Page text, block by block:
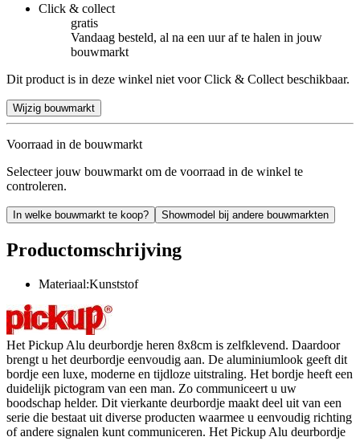
Click & collect
gratis
Vandaag besteld, al na een uur af te halen in jouw
bouwmarkt
Dit product is in deze winkel niet voor Click & Collect beschikbaar.
Wijzig bouwmarkt
Voorraad in de bouwmarkt
Selecteer jouw bouwmarkt om de voorraad in de winkel te
controleren.
In welke bouwmarkt te koop? Showmodel bij andere bouwmarkten
Productomschrijving
Materiaal:Kunststof
Het Pickup Alu deurbordje heren 8x8cm is zelfklevend. Daardoor
brengt u het deurbordje eenvoudig aan. De aluminiumlook geeft dit
bordje een luxe, moderne en tijdloze uitstraling. Het bordje heeft een
duidelijk pictogram van een man. Zo communiceert u uw
boodschap helder. Dit vierkante deurbordje maakt deel uit van een
serie die bestaat uit diverse producten waarmee u eenvoudig richting
of andere signalen kunt communiceren. Het Pickup Alu deurbordje